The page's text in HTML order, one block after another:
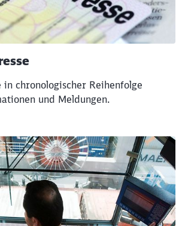
chronologischer Reihenfolge
und Meldungen.
Schließen
Sie zuweitergeleitet
Weiter